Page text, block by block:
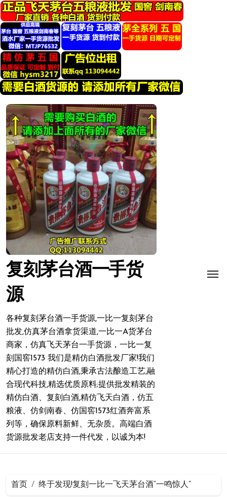
转
到
内
容
复刻茅台酒一手货
源
各种复刻茅台酒一手货源,一比一复刻茅台
批发,仿真茅台酒拿货渠道,一比一A货茅台
商家，仿真飞天茅台一手货源，一比一复
刻国窖1573 我们是精仿白酒批发厂家!我们
精心打造的精仿白酒,秉承古法酿造工艺,融
合现代科技,精选优质原料;提供批发精装的
精仿白酒、复刻白酒,精仿飞天白酒，仿五
粮液、仿剑南春、仿国窖1573红酒奔富系
列等，确保原料新鲜、无杂质。高端白酒
货源批发老店支持一件代发，以诚为本!
首页 终于发现!复刻一比一飞天茅台酒“一鸣惊人”